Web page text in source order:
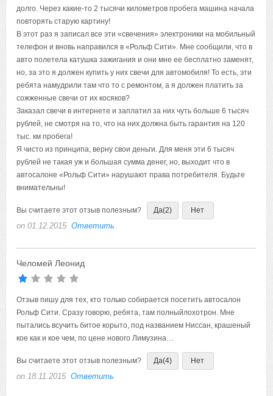
долго. Через какие-то 2 тысячи километров пробега машина начала
повторять старую картину!
В этот раз я записал все эти «свечения» электроники на мобильный
телефон и вновь направился в «Рольф Сити». Мне сообщили, что в
авто полетела катушка зажигания и они мне ее бесплатно заменят,
но, за это я должен купить у них свечи для автомобиля! То есть, эти
ребята намудрили там что то с ремонтом, а я должен платить за
сожженные свечи от их косяков?
Заказал свечи в интернете и заплатил за них чуть больше 6 тысяч
рублей, не смотря на то, что на них должна быть гарантия на 120
тыс. км пробега!
Я чисто из принципа, верну свои деньги. Для меня эти 6 тысяч
рублей не такая уж и большая сумма денег, но, выходит что в
автосалоне «Рольф Сити» нарушают права потребителя. Будьте
внимательны!
Вы считаете этот отзыв полезным? Да(2) Нет
on 01.12.2015 Ответить
Челомей Леонид
Отзыв пишу для тех, кто только собирается посетить автосалон
Рольф Сити. Сразу говорю, ребята, там полныйлохотрон. Мне
пытались всучить битое корыто, под названием Ниссан, крашеный
кое как и кое чем, по цене нового Лимузина…
Вы считаете этот отзыв полезным? Да(4) Нет
on 18.11.2015 Ответить